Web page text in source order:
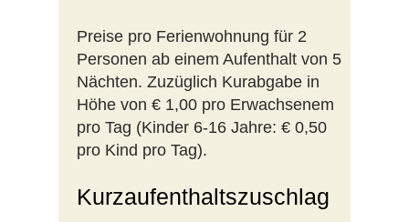
Preise pro Ferienwohnung für 2
Personen ab einem Aufenthalt von 5
Nächten. Zuzüglich Kurabgabe in
Höhe von € 1,00 pro Erwachsenem
pro Tag (Kinder 6-16 Jahre: € 0,50
pro Kind pro Tag).
Kurzaufenthaltszuschlag